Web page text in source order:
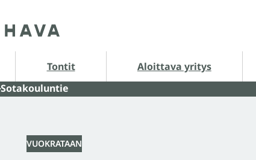
Tontit
Tontit alasivut Aloittava yritys
Aloittava yritys alasivut
Sotakouluntie
VUOKRATAAN